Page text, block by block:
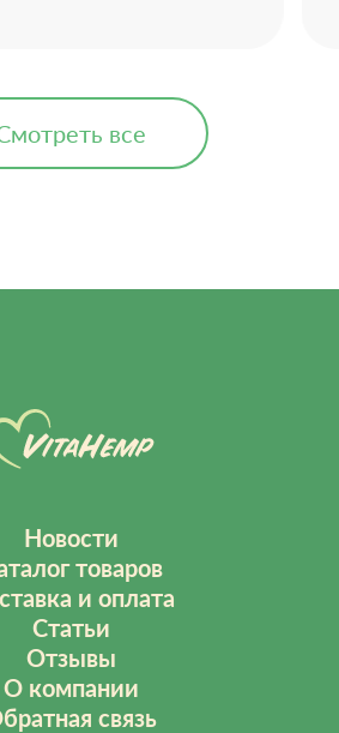
все
Новости
товаров
и оплата
Статьи
Отзывы
О компании
связь